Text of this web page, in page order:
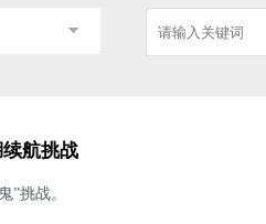
航挑战
”挑战。